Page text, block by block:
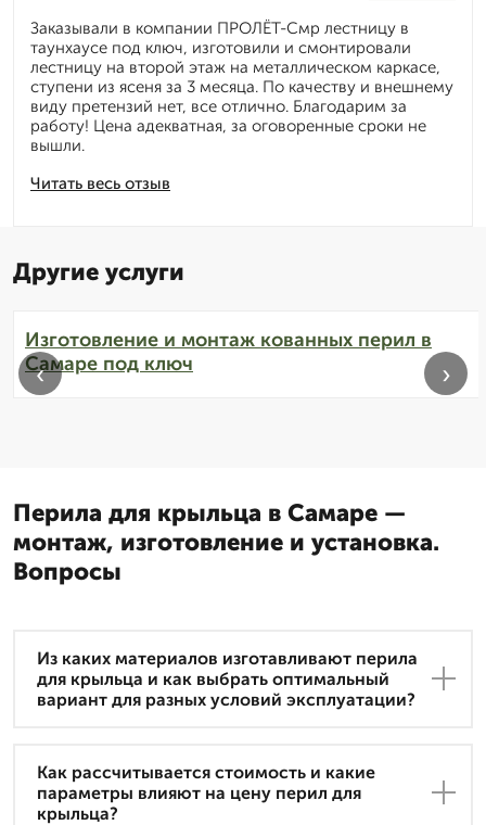
Читать весь отзыв
Заказывали в компании ПРОЛЁТ-Смр лестницу в
таунхаусе под ключ, изготовили и смонтировали
лестницу на второй этаж на металлическом каркасе,
ступени из ясеня за 3 месяца. По качеству и внешнему
виду претензий нет, все отлично. Благодарим за
работу! Цена адекватная, за оговоренные сроки не
вышли.
Другие услуги
Изготовление и монтаж кованных перил в
Самаре под ключ
‹ ›
Перила для крыльца в Самаре —
монтаж, изготовление и установка.
Вопросы
Из каких материалов изготавливают перила
для крыльца и как выбрать оптимальный
вариант для разных условий эксплуатации?
Как рассчитывается стоимость и какие
параметры влияют на цену перил для
крыльца?